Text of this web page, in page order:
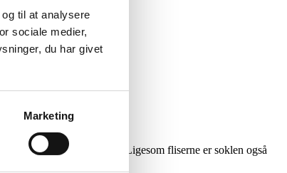
til at analysere
sociale medier,
du har givet
Marketing
den perfekt til fliserne. Ligesom fliserne er soklen også